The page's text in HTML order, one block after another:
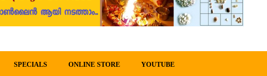
SPECIALS ONLINE STORE YOUTUBE